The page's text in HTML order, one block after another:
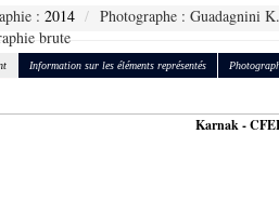
: 2014
Photographe : Guadagnini K.
brute
Information sur les éléments représentés